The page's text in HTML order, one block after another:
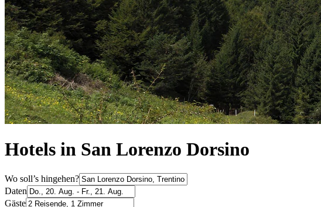
Hotels in San Lorenzo Dorsino
Wo soll’s hingehen?
Daten
Gäste